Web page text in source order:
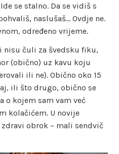
se stalno. Da se vidiš s
naslušaš… Ovdje ne.
određeno vrijeme.
nisu čuli za švedsku fiku,
(obično) uz kavu koju
ili ne). Obično oko 15
ili što drugo, obično se
o kojem sam vam već
kolačićem. U novije
obrok – mali sendvič